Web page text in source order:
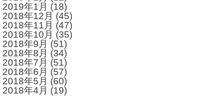
2019年1月 (18)
2018年12月 (45)
2018年11月 (47)
2018年10月 (35)
2018年9月 (51)
2018年8月 (34)
2018年7月 (51)
2018年6月 (57)
2018年5月 (60)
2018年4月 (19)